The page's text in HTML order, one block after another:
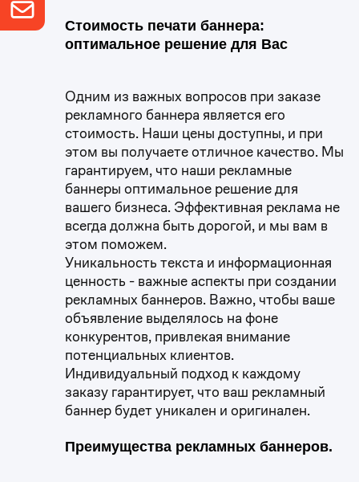
Стоимость печати баннера:
оптимальное решение для Вас
Одним из важных вопросов при заказе
рекламного баннера является его
стоимость. Наши цены доступны, и при
этом вы получаете отличное качество. Мы
гарантируем, что наши рекламные
баннеры оптимальное решение для
вашего бизнеса. Эффективная реклама не
всегда должна быть дорогой, и мы вам в
этом поможем.
Уникальность текста и информационная
ценность - важные аспекты при создании
рекламных баннеров. Важно, чтобы ваше
объявление выделялось на фоне
конкурентов, привлекая внимание
потенциальных клиентов.
Индивидуальный подход к каждому
заказу гарантирует, что ваш рекламный
баннер будет уникален и оригинален.
Преимущества рекламных баннеров.